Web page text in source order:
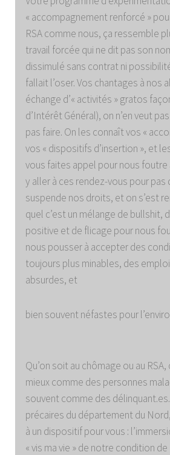
« accompagnement renforcé »
RSA comme nous, ça ressemble
travail forcée qui ne dit pas son
dissimulé sans contrat ni
fallait l’oser. Vos chantages à nos
échange d’« activités » gratos
d’Intérêt Général), on n’en veut
pas faire. On les connaît vos «
vos « dispositifs d’insertion », et
vous faites appel pour nous foutre
y aller à ces rendez-vous pour pas
suspende nos droits, et on s’est
quel c’est un mélange de bullshit,
positive et de flicage pour nous
nous pousser à accepter des
toujours plus minables, des
absurdes, et
bien souvent néfastes pour
Qu’on soit au chômage ou au
mieux comme des personnes
souvent comme des
précaires du département du
à un dispositif pour vous :
« vis ma vie » de notre condition de